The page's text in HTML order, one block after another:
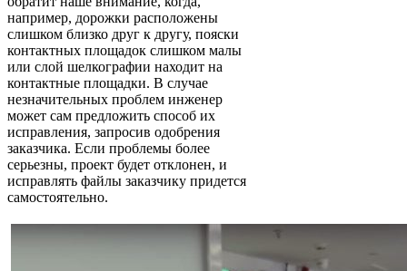
например, дорожки расположены
слишком близко друг к другу, пояски
контактных площадок слишком малы
или слой шелкографии находит на
контактные площадки. В случае
незначительных проблем инженер
может сам предложить способ их
исправления, запросив одобрения
заказчика. Если проблемы более
серьезны, проект будет отклонен, и
исправлять файлы заказчику придется
самостоятельно.